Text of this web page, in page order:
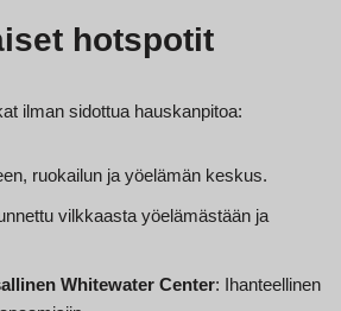
hotspotit
ilman sidottua hauskanpitoa:
ruokailun ja yöelämän keskus.
vilkkaasta yöelämästään ja
Whitewater Center: Ihanteellinen